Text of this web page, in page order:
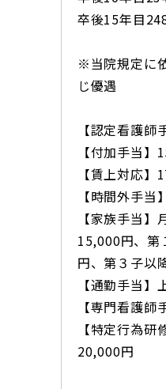
卒後15年目
※当院規定に
じ優遇
【認定看護
【付加手当】
【賃上対応
【時間外手当】
【家族手当】
15,000円、第
円、第３子以
【通勤手当
【専門看護
【特定行為研
20,000円